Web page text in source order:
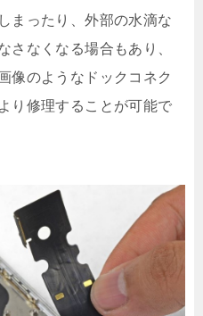
まったり、外部の水滴な
さなくなる場合もあり、
像のようなドックコネク
り修理することが可能で